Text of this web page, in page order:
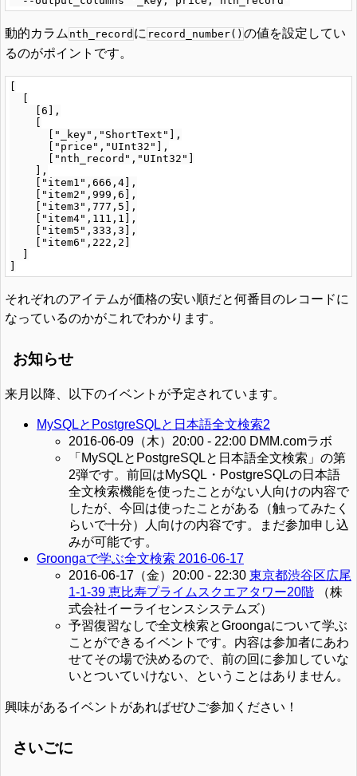
動的カラム nth_record に record_number() の値を設定してい
るのがポイントです。
[
  [
    [6],
    [
      ["_key","ShortText"],
      ["price","UInt32"],
      ["nth_record","UInt32"]
    ],
    ["item1",666,4],
    ["item2",999,6],
    ["item3",777,5],
    ["item4",111,1],
    ["item5",333,3],
    ["item6",222,2]
  ]
それぞれのアイテムが価格の安い順だと何番目のレコードに
なっているのかがこれでわかります。
お知らせ
来月以降、以下のイベントが予定されています。
MySQLとPostgreSQLと日本語全文検索2
2016-06-09（木）20:00 - 22:00 DMM.comラボ
「MySQLとPostgreSQLと日本語全文検索」の第
2弾です。前回はMySQL・PostgreSQLの日本語
全文検索機能を使ったことがない人向けの内容で
したが、今回は使ったことがある（触ってみたく
らいで十分）人向けの内容です。まだ参加申し込
みが可能です。
Groongaで学ぶ全文検索 2016-06-17
2016-06-17（金）20:00 - 22:30 東京都渋谷区広尾
1-1-39 恵比寿プライムスクエアタワー20階 （株
式会社イーライセンスシステムズ）
予習復習なしで全文検索とGroongaについて学ぶ
ことができるイベントです。内容は参加者にあわ
せてその場で決めるので、前の回に参加していな
いとついていけない、ということはありません。
興味があるイベントがあればぜひご参加ください！
さいごに